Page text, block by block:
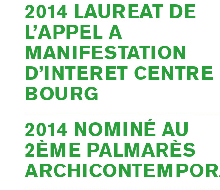
2014 LAUREAT DE
L’APPEL A
MANIFESTATION
D’INTERET CENTRE
BOURG
2014 NOMINÉ AU
2ÈME PALMARÈS